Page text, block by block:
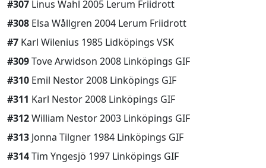
#307 Linus Wahl 2005 Lerum Friidrott
#308 Elsa Wållgren 2004 Lerum Friidrott
#7 Karl Wilenius 1985 Lidköpings VSK
#309Tove Arwidson 2008 Linköpings GIF
#310 Emil Nestor 2008 Linköpings GIF
#311 Karl Nestor 2008 Linköpings GIF
#312William Nestor 2003 Linköpings GIF
#313 Jonna Tilgner 1984 Linköpings GIF
#314Tim Yngesjö 1997 Linköpings GIF